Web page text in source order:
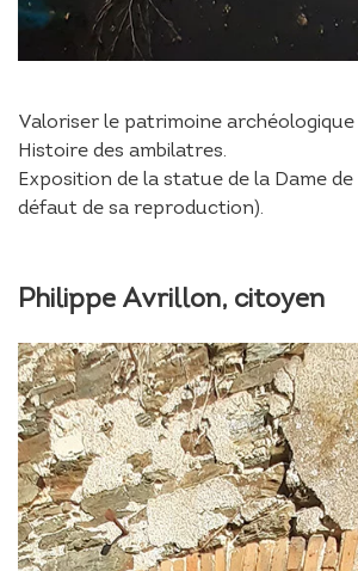
Valoriser le patrimoine archéologique
Histoire des ambilatres.
Exposition de la statue de la Dame
défaut de sa reproduction).
Philippe Avrillon, citoyen